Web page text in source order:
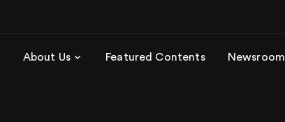
About Us Featured Contents Newsroom